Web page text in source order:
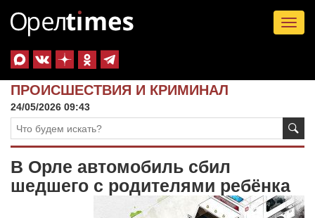
ПРОИСШЕСТВИЯ И КРИМИНАЛ
24/05/2026 09:43
В Орле автомобиль сбил
шедшего с родителями ребёнка